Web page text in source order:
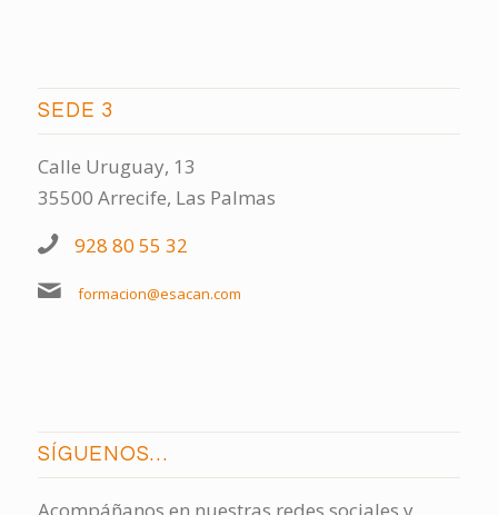
SEDE 3
Calle Uruguay, 13
35500 Arrecife, Las Palmas
928 80 55 32
formacion@esacan.com
SÍGUENOS…